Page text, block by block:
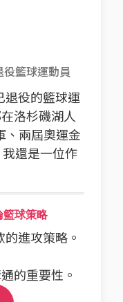
役籃球運動員
役的籃球運
洛杉磯湖人
、兩屆奧運金
還是一位作
球策略
進攻策略。
的重要性。